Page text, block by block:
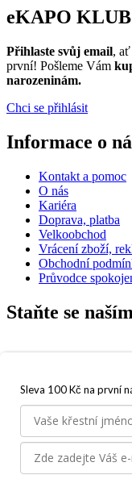
eKAPO KLUB
Přihlaste svůj email,
první! Pošleme Vám
narozeninám.
Chci se přihlásit
Informace o
Kontakt a pomoc
O nás
Kariéra
Doprava, platba
Velkoobchod
Vrácení zboží,
Obchodní
Průvodce
Staňte se
Jsme
Sleva 100 Kč na první